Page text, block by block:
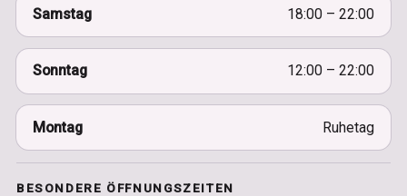
Samstag 18:00 – 22:00
Sonntag 12:00 – 22:00
Montag Ruhetag
BESONDERE ÖFFNUNGSZEITEN